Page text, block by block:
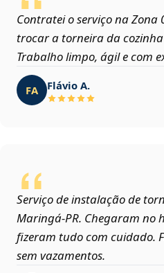
Contratei o serviço na Zona
trocar a torneira da
Trabalho limpo, ágil e com
FA Flávio A.
Serviço de instalação de
Maringá‑PR. Chegaram no
fizeram tudo com cuidado.
sem vazamentos.